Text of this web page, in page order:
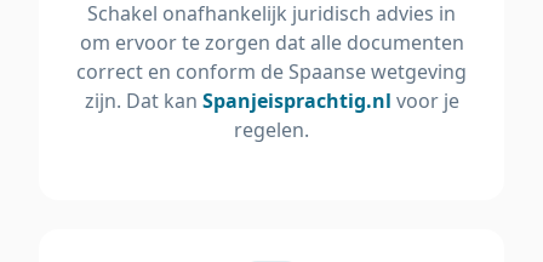
Schakel onafhankelijk juridisch advies in
om ervoor te zorgen dat alle documenten
correct en conform de Spaanse wetgeving
zijn. Dat kan Spanjeisprachtig.nl voor je
regelen.